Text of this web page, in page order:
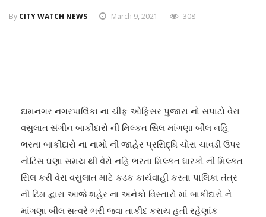
By CITY WATCH NEWS March 9, 2021 308
દામનગર નગરપાલિકા ના ચીફ ઓફિસર પુજારા નો સપાટો વેરા
વસુલાત સંગીન બાકીદારો ની મિલ્કત સિલ માંગણા બીલ નહિ
ભરતા બાકીદારો ના નામો ની જાહેર પ્રસિદ્ધિ ચોરા ચાવડી ઉપર
નોટિસ ઘણા સમય થી વેરો નહિ ભરતા મિલ્કત ધારકો ની મિલ્કત
સિલ કરી વેરા વસુલાત માટે કડક કાર્યવાહી કરતા પાલિકા તંત્ર
ની ટિમ દ્વારા આજે શહેર ના અનેકો વિસ્તારો માં બાકીદારો ને
માંગણા બીલ સત્વરે ભરી જવા તાકીદ કરાય હતી રહેણાંક